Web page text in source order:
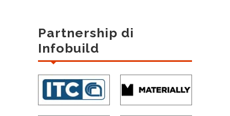
Partnership di
Infobuild